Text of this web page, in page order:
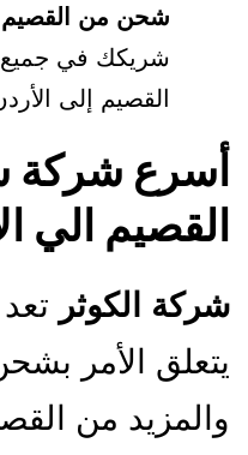
شحن من القصيم
شريكك في
القصيم إلى
أسرع
القصيم الي
شركة الكوثر
يتعلق الأمر
والمزيد من